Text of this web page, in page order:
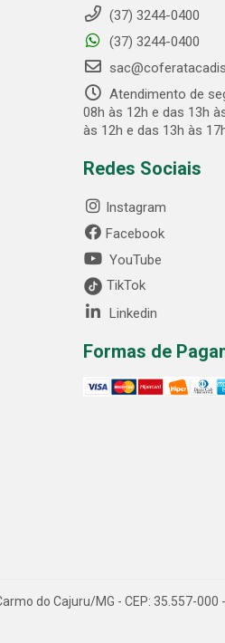
(37) 3244-0400
(37) 3244-0400
Atendimento de
08h às 12h e das 13h
às 12h e das 13h às
Redes Sociais
Instagram
Facebook
YouTube
TikTok
Linkedin
Formas de
do Cajuru/MG - CEP: 35.557-